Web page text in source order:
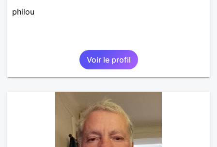
philou
Voir le profil